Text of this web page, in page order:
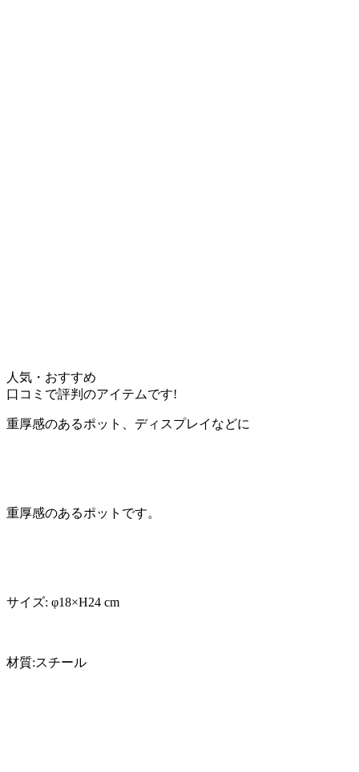
人気・おすすめ
口コミで評判のアイテムです!
重厚感のあるポット、ディスプレイなどに
重厚感のあるポットです。
サイズ: φ18×H24 cm
材質:スチール